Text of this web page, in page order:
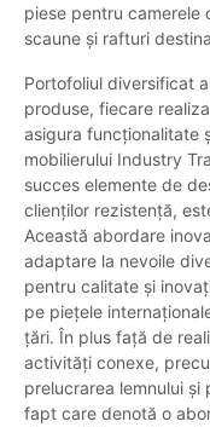
piese pentru camerele
scaune și rafturi
Portofoliul diversificat
produse, fiecare
asigura funcționalitate
mobilierului Industry
succes elemente de
clienților rezistență,
Această abordare
adaptare la nevoile
pentru calitate și
pe piețele
țări. În plus față de
activități conexe,
prelucrarea lemnului
fapt care denotă o